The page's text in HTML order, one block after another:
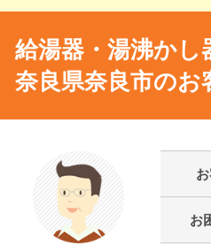
給湯器・湯沸かし
奈良県奈良市のお
お